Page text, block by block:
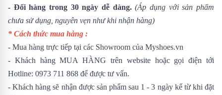
- Đổi hàng trong 30 ngày dễ dàng.(Áp dụng với sản phẩm
chưa sử dụng, nguyên vẹn như khi nhận hàng)
* Cách thức mua hàng :
- Mua hàng trực tiếp tại các Showroom của Myshoes.vn
- Khách hàng MUA HÀNG trên website hoặc gọi điện tới
Hotline: 0973 711 868 để được tư vấn.
- Khách hàng sẽ nhận được sản phẩm sau 1 - 3 ngày kể từ khi đặt